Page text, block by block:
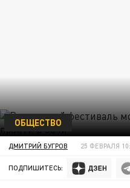
ОБЩЕСТВО
ДМИТРИЙ БУГРОВ 25 ФЕВРАЛЯ
ПОДПИШИТЕСЬ: